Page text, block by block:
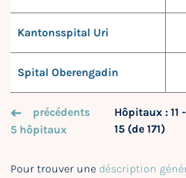
Kantonsspital Uri
Spital Oberengadin
précédents
5 hôpitaux
Hôpitaux : 11 -
15 (de 171)
Pour trouver une déscription